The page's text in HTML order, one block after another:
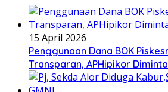
15 April 2026
Penggunaan Dana BOK
Transparan, APHipikor